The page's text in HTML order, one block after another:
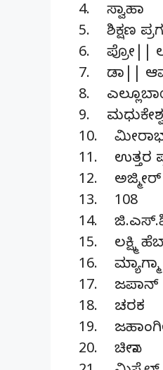
4. ಸ್ವಾಹಾ
5. ಶಿಕ್ಷಣ
6. ಪ್ರೋ||
7. ಡಾ||
8.
9.
10.
11. ಉತ್ತರ
12. ಅಜ್ಮೀರ್
13. 108
14.
15. ಲಕ್ಷ್ಮಿ
16. ಮ್ಯಾಗ್ಮಾ
17. ಜಪಾನ್
18. ಚರಕ
19.
20. ಚೀನಾ